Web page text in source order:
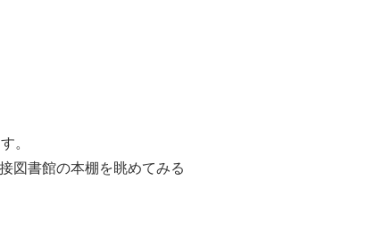
。
図書館の本棚を眺めてみる